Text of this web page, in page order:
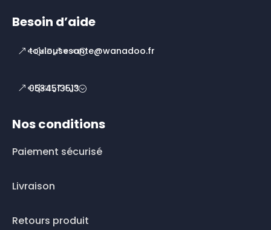
Besoin d’aide
toulousesante@wanadoo.fr
0534513513
Nos conditions
Paiement sécurisé
Livraison
Retours produit